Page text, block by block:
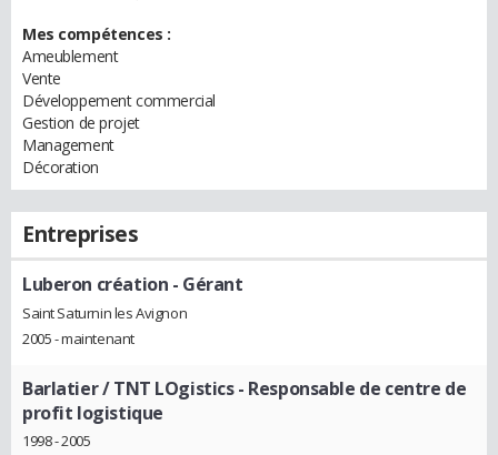
Mes compétences :
Ameublement
Vente
Développement commercial
Gestion de projet
Management
Décoration
Entreprises
Luberon création - Gérant
Saint Saturnin les Avignon
2005 - maintenant
Barlatier / TNT LOgistics- Responsable de centre de
profit logistique
1998 - 2005